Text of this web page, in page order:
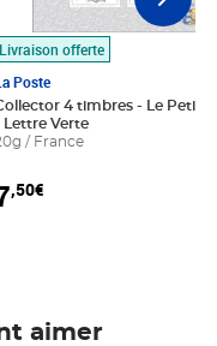
au panier
Livraison offerte
Poste
4 timbres - Le Petit
Lettre Verte
/ France
,50€
aimer